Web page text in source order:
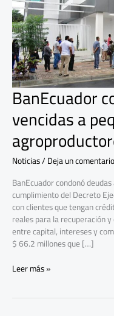
BanEcuador
vencidas a
Noticias/Deja un comentario
BanEcuador condonó
cumplimiento del Decreto
con clientes que tengan
reales para la recuperación
entre capital, intereses y
$ 66.2 millones que […]
Leer más »